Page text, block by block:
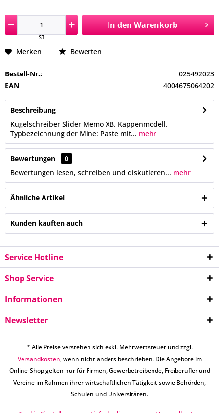
ST
In den Warenkorb
Merken Bewerten
Bestell-Nr.:
025492023
EAN
4004675064202
Beschreibung
Kugelschreiber Slider Memo XB. Kappenmodell.
Typbezeichnung der Mine: Paste mit... mehr
Bewertungen
0
Bewertungen lesen, schreiben und diskutieren... mehr
Ähnliche Artikel
Kunden kauften auch
Service Hotline
Shop Service
Informationen
Newsletter
* Alle Preise verstehen sich exkl. Mehrwertsteuer und zzgl.
Versandkosten, wenn nicht anders beschrieben. Die Angebote im
Online-Shop gelten nur für Firmen, Gewerbetreibende, Freiberufler und
Vereine im Rahmen ihrer wirtschaftlichen Tätigkeit sowie Behörden,
Schulen und Universitäten.